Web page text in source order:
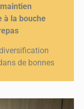
à la bouche
de bonnes